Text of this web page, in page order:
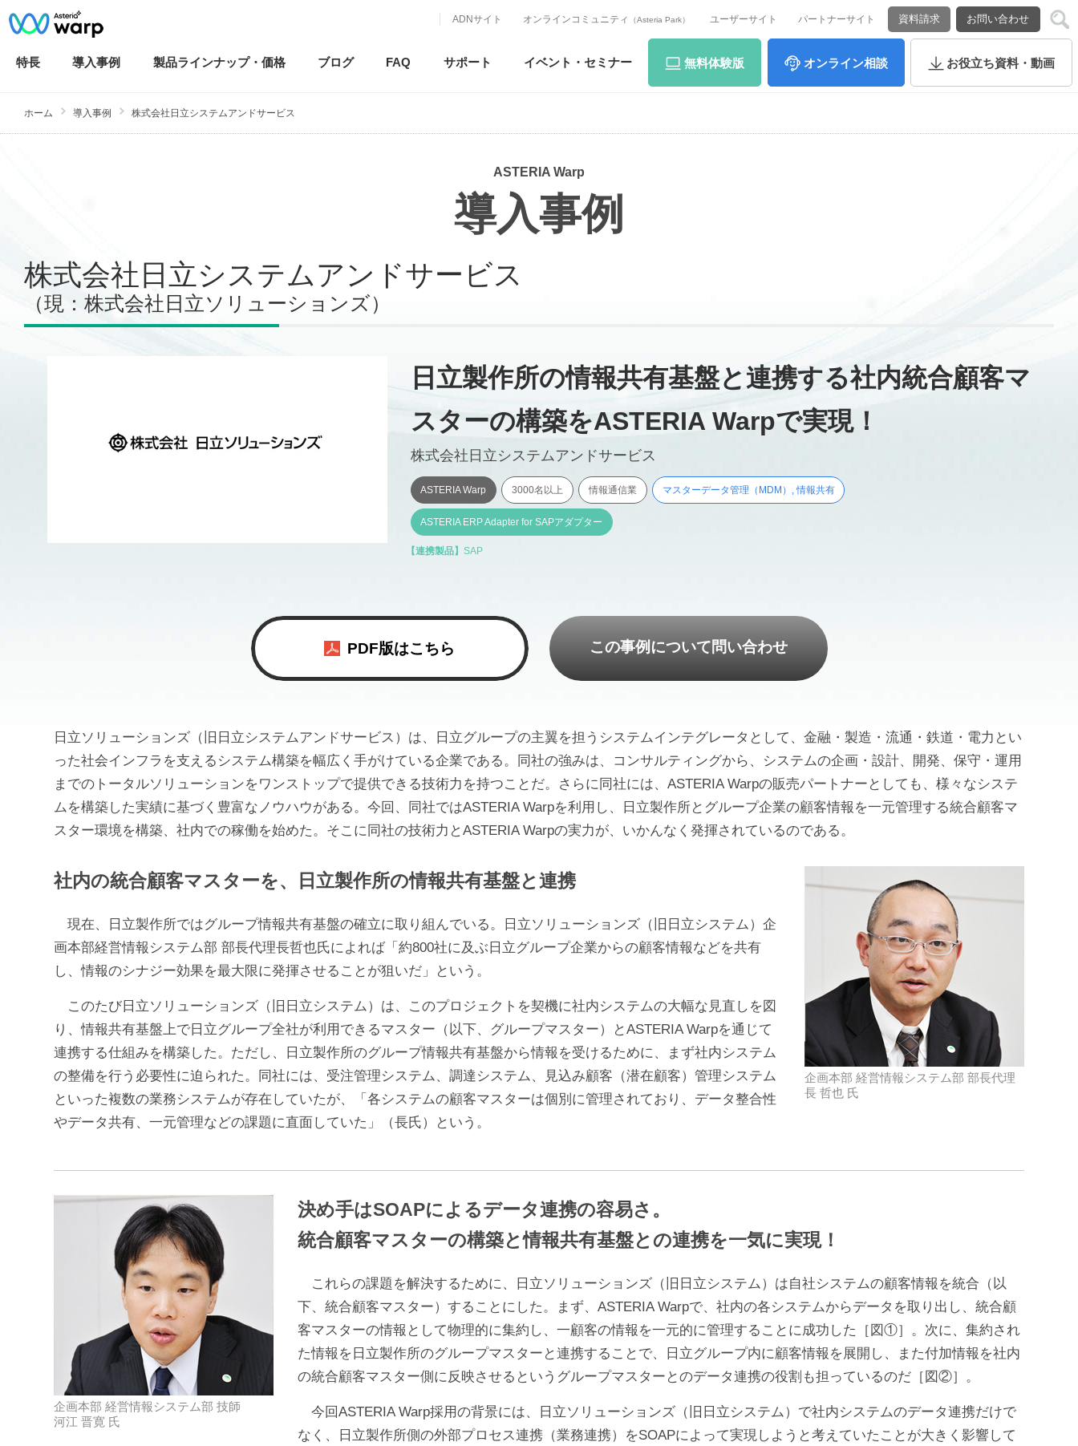
ADNサイト オンラインコミュニティ （Asteria Park） ユーザーサイト パートナーサイト 資料請求 お問い合わせ
特長 導入事例 製品ラインナップ・ 価格 ブログ FAQ サポート イベント・ セミナー 無料体験版 オンライン相談 お役立ち資料・動画
ホーム 導入事例 株式会社日立システムアンドサービス
ASTERIA Warp
導入事例
株式会社日立システムアンドサービス
（現：株式会社日立ソリューションズ）
日立製作所の情報共有基盤と連携する社内統合顧客マ
スターの構築をASTERIA Warpで実現！
株式会社日立システムアンドサービス
ASTERIA Warp 3000名以上 情報通信業 マスターデータ管理（MDM） ,情報共有
ASTERIA ERP Adapter for SAPアダプター
【連携製品】 SAP
PDF版はこちら この事例について問い合わせ
日立ソリューションズ（旧日立システムアンドサービス）は、日立グループの主翼を担うシステムインテグレータとして、金融・製造・流通・鉄道・電力とい
った社会インフラを支えるシステム構築を幅広く手がけている企業である。同社の強みは、コンサルティングから、システムの企画・設計、開発、保守・運用
までのトータルソリューションをワンストップで提供できる技術力を持つことだ。さらに同社には、ASTERIA Warpの販売パートナーとしても、様々なシステ
ムを構築した実績に基づく豊富なノウハウがある。今回、同社ではASTERIA Warpを利用し、日立製作所とグループ企業の顧客情報を一元管理する統合顧客マ
スター環境を構築、社内での稼働を始めた。そこに同社の技術力とASTERIA Warpの実力が、いかんなく発揮されているのである。
企画本部 経営情報システム部 部長代理
長 哲也 氏
社内の統合顧客マスターを、日立製作所の情報共有基盤と連携
現在、日立製作所ではグループ情報共有基盤の確立に取り組んでいる。日立ソリューションズ（旧日立システム）企
画本部経営情報システム部 部長代理長哲也氏によれば「約800社に及ぶ日立グループ企業からの顧客情報などを共有
し、情報のシナジー効果を最大限に発揮させることが狙いだ」という。
このたび日立ソリューションズ（旧日立システム）は、このプロジェクトを契機に社内システムの大幅な見直しを図
り、情報共有基盤上で日立グループ全社が利用できるマスター（以下、グループマスター）とASTERIA Warpを通じて
連携する仕組みを構築した。ただし、日立製作所のグループ情報共有基盤から情報を受けるために、まず社内システム
の整備を行う必要性に迫られた。同社には、受注管理システム、調達システム、見込み顧客（潜在顧客）管理システム
といった複数の業務システムが存在していたが、「各システムの顧客マスターは個別に管理されており、データ整合性
やデータ共有、一元管理などの課題に直面していた」（長氏）という。
企画本部 経営情報システム部 技師
河江 晋寛 氏
決め手はSOAPによるデータ連携の容易さ。
統合顧客マスターの構築と情報共有基盤との連携を一気に実現！
これらの課題を解決するために、日立ソリューションズ（旧日立システム）は自社システムの顧客情報を統合（以
下、統合顧客マスター）することにした。まず、ASTERIA Warpで、社内の各システムからデータを取り出し、統合顧
客マスターの情報として物理的に集約し、一顧客の情報を一元的に管理することに成功した［図①］。次に、集約され
た情報を日立製作所のグループマスターと連携することで、日立グループ内に顧客情報を展開し、また付加情報を社内
の統合顧客マスター側に反映させるというグループマスターとのデータ連携の役割も担っているのだ［図②］。
今回ASTERIA Warp採用の背景には、日立ソリューションズ（旧日立システム）で社内システムのデータ連携だけで
なく、日立製作所側の外部プロセス連携（業務連携）をSOAPによって実現しようと考えていたことが大きく影響して